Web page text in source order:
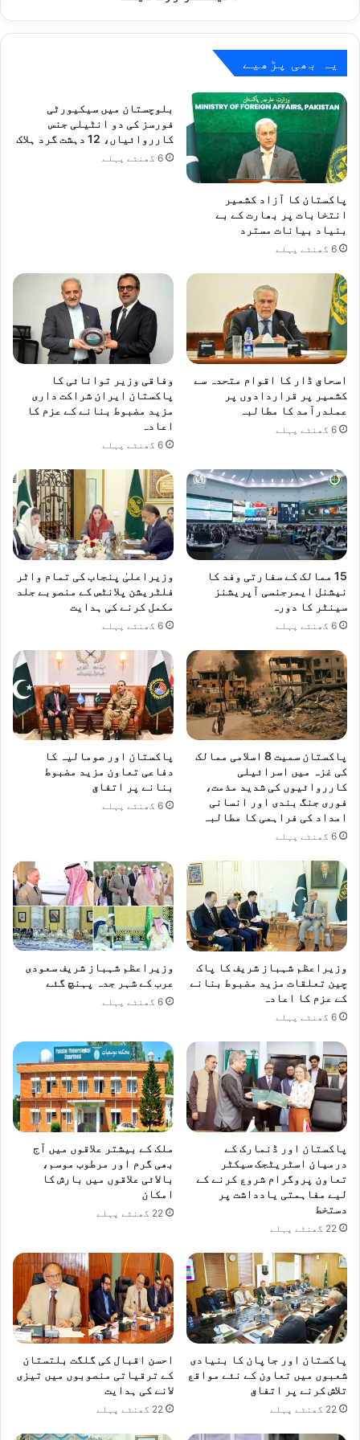
یہ بھی پڑھیے
پاکستان کا آزاد کشمیر
انتخابات پر بھارت کے بے
بنیاد بیانات مسترد
6 گھنٹے پہلے
بلوچستان میں سیکیورٹی
فورسز کی دو انٹیلی جنس
کارروائیاں، 12 دہشت گرد ہلاک
6 گھنٹے پہلے
اسحاق ڈار کا اقوام متحدہ سے
کشمیر پر قراردادوں پر
عملدرآمد کا مطالبہ
6 گھنٹے پہلے
وفاقی وزیر توانائی کا
پاکستان ایران شراکت داری
مزید مضبوط بنانے کے عزم کا
اعادہ
6 گھنٹے پہلے
15 ممالک کے سفارتی وفد کا
نیشنل ایمرجنسی آپریشنز
سینٹر کا دورہ
6 گھنٹے پہلے
وزیراعلیٰ پنجاب کی تمام واٹر
فلٹریشن پلانٹس کے منصوبے جلد
مکمل کرنے کی ہدایت
6 گھنٹے پہلے
پاکستان سمیت 8 اسلامی ممالک
کی غزہ میں اسرائیلی
کارروائیوں کی شدید مذمت،
فوری جنگ بندی اور انسانی
امداد کی فراہمی کا مطالبہ
6 گھنٹے پہلے
پاکستان اور صومالیہ کا
دفاعی تعاون مزید مضبوط
بنانے پر اتفاق
6 گھنٹے پہلے
وزیراعظم شہباز شریف کا پاک
چین تعلقات مزید مضبوط بنانے
کے عزم کا اعادہ
6 گھنٹے پہلے
وزیراعظم شہباز شریف سعودی
عرب کے شہر جدہ پہنچ گئے
6 گھنٹے پہلے
پاکستان اور ڈنمارک کے
درمیان اسٹریٹجک سیکٹر
تعاون پروگرام شروع کرنے کے
لیے مفاہمتی یادداشت پر
دستخط
22 گھنٹے پہلے
ملک کے بیشتر علاقوں میں آج
بھی گرم اور مرطوب موسم،
بالائی علاقوں میں بارش کا
امکان
22 گھنٹے پہلے
پاکستان اور جاپان کا بنیادی
شعبوں میں تعاون کے نئے مواقع
تلاش کرنے پر اتفاق
22 گھنٹے پہلے
احسن اقبال کی گلگت بلتستان
کے ترقیاتی منصوبوں میں تیزی
لانے کی ہدایت
22 گھنٹے پہلے